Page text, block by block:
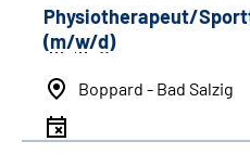
Physiotherapeut/
(m/w/d)
Boppard - Bad Salzig